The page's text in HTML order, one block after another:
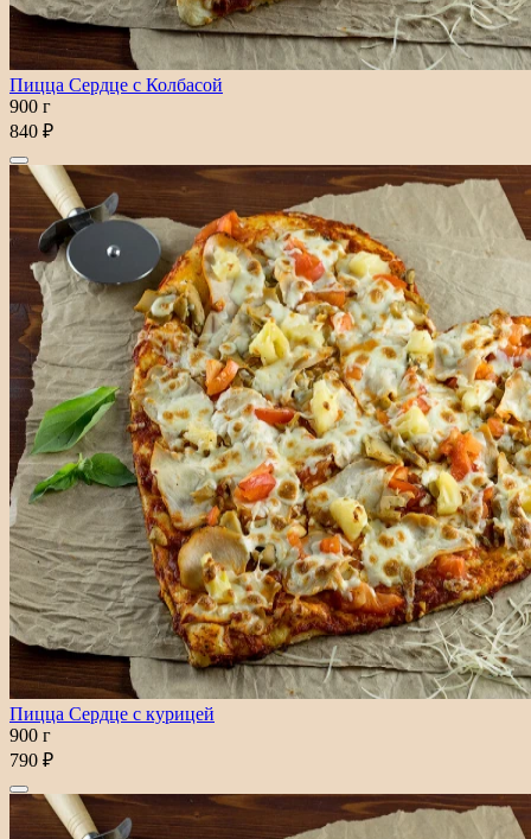
Пицца Сердце с Колбасой
900 г
840 ₽
Пицца Сердце с курицей
900 г
790 ₽